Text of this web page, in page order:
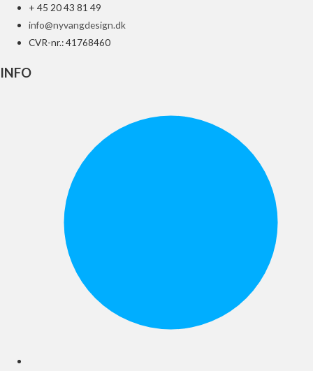
+ 45 20 43 81 49
info@nyvangdesign.dk
CVR-nr.: 41768460
INFO